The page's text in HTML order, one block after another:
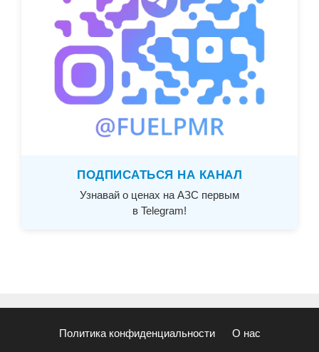
ПОДПИСАТЬСЯ НА КАНАЛ
Узнавай о ценах на АЗС первым
в Telegram!
Политика конфиденциальности О нас